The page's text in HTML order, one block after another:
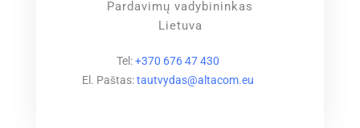
Pardavimų vadybininkas
Lietuva
Tel:+370 676 47 430
El. Paštas:tautvydas@altacom.eu